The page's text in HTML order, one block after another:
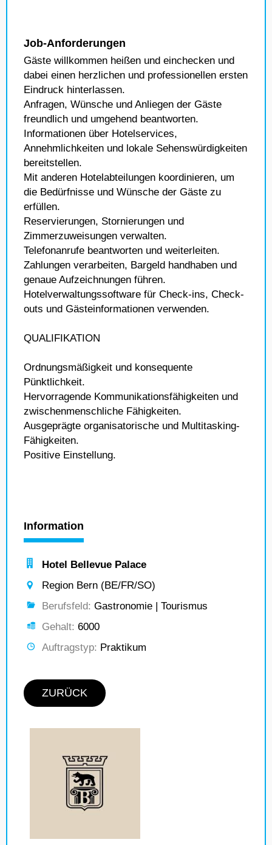
Job-Anforderungen
Gäste willkommen heißen und einchecken und
dabei einen herzlichen und professionellen ersten
Eindruck hinterlassen.
Anfragen, Wünsche und Anliegen der Gäste
freundlich und umgehend beantworten.
Informationen über Hotelservices,
Annehmlichkeiten und lokale Sehenswürdigkeiten
bereitstellen.
Mit anderen Hotelabteilungen koordinieren, um
die Bedürfnisse und Wünsche der Gäste zu
erfüllen.
Reservierungen, Stornierungen und
Zimmerzuweisungen verwalten.
Telefonanrufe beantworten und weiterleiten.
Zahlungen verarbeiten, Bargeld handhaben und
genaue Aufzeichnungen führen.
Hotelverwaltungssoftware für Check-ins, Check-
outs und Gästeinformationen verwenden.
QUALIFIKATION
Ordnungsmäßigkeit und konsequente
Pünktlichkeit.
Hervorragende Kommunikationsfähigkeiten und
zwischenmenschliche Fähigkeiten.
Ausgeprägte organisatorische und Multitasking-
Fähigkeiten.
Positive Einstellung.
Information
Hotel Bellevue Palace
Region Bern (BE/FR/SO)
Berufsfeld: Gastronomie | Tourismus
Gehalt: 6000
Auftragstyp: Praktikum
ZURÜCK